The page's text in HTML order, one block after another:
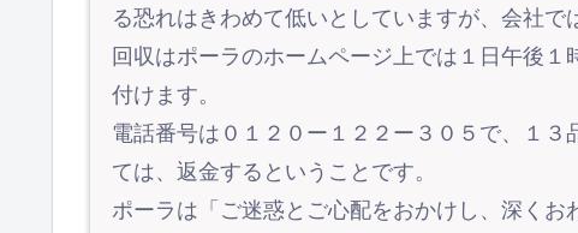
る恐れはきわめて低いとしていますが、会社で
回収はポーラのホームページ上では１日午後
付けます。
電話番号は０１２０ー１２２ー３０５で、１
ては、返金するということです。
ポーラは「ご迷惑とご心配をおかけし、深く